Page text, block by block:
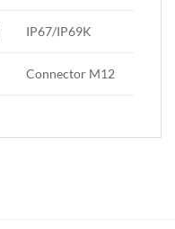
IP67/IP69K
Connector M12